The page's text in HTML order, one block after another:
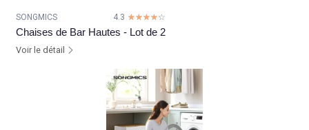
SONGMICS 4.3 ☆☆☆☆☆
★★★★★
Chaises de Bar Hautes - Lot de 2
Voir le détail